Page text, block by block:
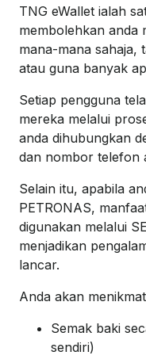
TNG eWallet ialah
membolehkan anda
mana-mana sahaja,
atau guna banyak
Setiap pengguna
mereka melalui
anda dihubungkan
dan nombor telefon
Selain itu, apabila
PETRONAS,
digunakan melalui
menjadikan
lancar.
Anda akan
Semak baki
sendiri)